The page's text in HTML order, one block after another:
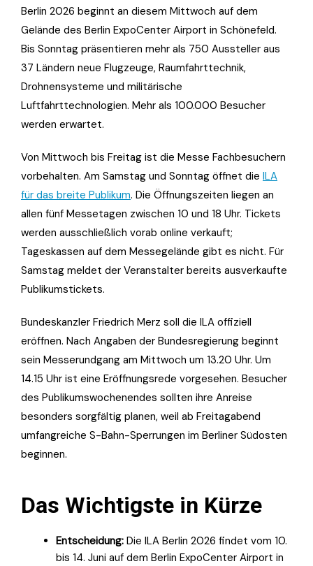
Berlin 2026 beginnt an diesem Mittwoch auf dem
Gelände des Berlin ExpoCenter Airport in Schönefeld.
Bis Sonntag präsentieren mehr als 750 Aussteller aus
37 Ländern neue Flugzeuge, Raumfahrttechnik,
Drohnensysteme und militärische
Luftfahrttechnologien. Mehr als 100.000 Besucher
werden erwartet.
Von Mittwoch bis Freitag ist die Messe Fachbesuchern
vorbehalten. Am Samstag und Sonntag öffnet die ILA
für das breite Publikum. Die Öffnungszeiten liegen an
allen fünf Messetagen zwischen 10 und 18 Uhr. Tickets
werden ausschließlich vorab online verkauft;
Tageskassen auf dem Messegelände gibt es nicht. Für
Samstag meldet der Veranstalter bereits ausverkaufte
Publikumstickets.
Bundeskanzler Friedrich Merz soll die ILA offiziell
eröffnen. Nach Angaben der Bundesregierung beginnt
sein Messerundgang am Mittwoch um 13.20 Uhr. Um
14.15 Uhr ist eine Eröffnungsrede vorgesehen. Besucher
des Publikumswochenendes sollten ihre Anreise
besonders sorgfältig planen, weil ab Freitagabend
umfangreiche S-Bahn-Sperrungen im Berliner Südosten
beginnen.
Das Wichtigste in Kürze
Entscheidung: Die ILA Berlin 2026 findet vom 10.
bis 14. Juni auf dem Berlin ExpoCenter Airport in